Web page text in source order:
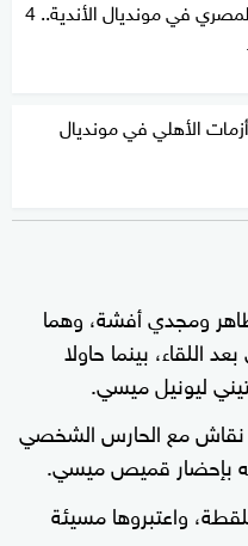
مجموعة الأهلي المصري في مونديال الأندية.. 4
الأهلي في مونديال
ومجدي أفشة، وهما
اللقاء، بينما حاولا
ليونيل ميسي.
نقاش مع الحارس الشخصي
بإحضار قميص ميسي.
واعتبروها مسيئة